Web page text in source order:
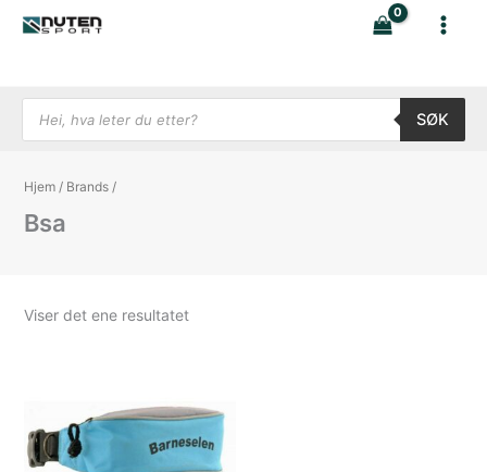
rett
Products search
SØK
Hjem / Brands /
Bsa
Viser det ene resultatet